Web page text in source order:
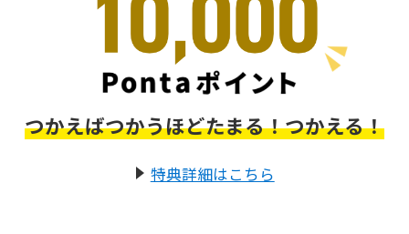
つかえばつかうほどたまる！つかえる！
特典詳細はこちら